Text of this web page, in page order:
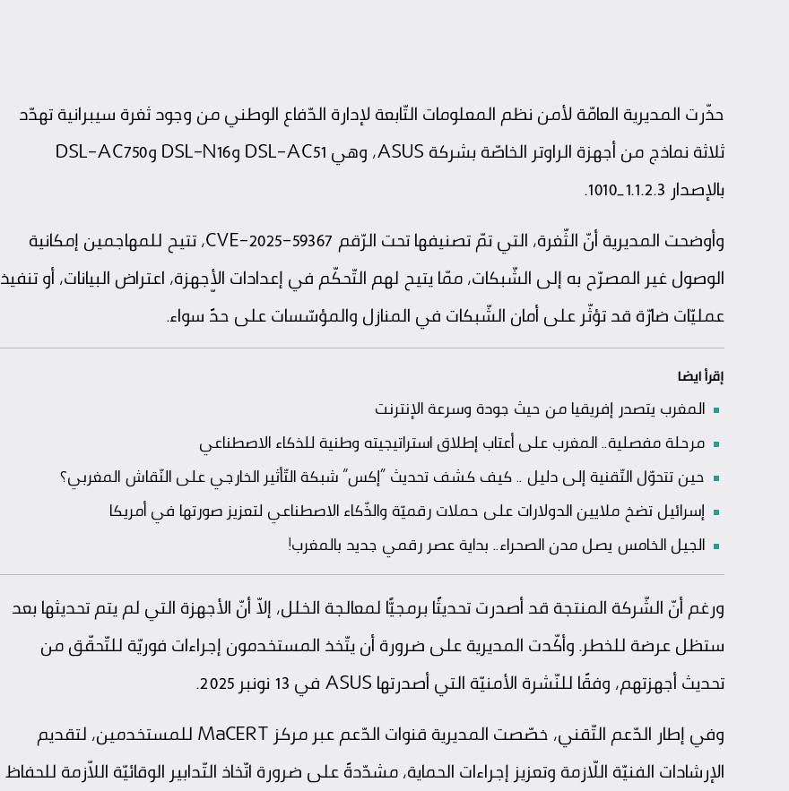
حذّرتالمديرية العامّة لأمن نظم المعلوماتالتّابعة لإدارة الدّفاع الوطني من وجود ثغرة سيبرانية تهدّد
ثلاثة نماذج من أجهزة الراوتر الخاصّة بشركة ASUS، وهي DSL-AC51 وDSL-N16 وDSL-AC750
بالإصدار 1.1.2.3_1010.
وأوضحت المديرية أنّ الثّغرة، التي تمّ تصنيفها تحت الرّقم CVE-2025-59367، تتيح للمهاجمين إمكانية
الوصول غير المصرّح به إلى الشّبكات، ممّا يتيح لهم التّحكّم في إعدادات الأجهزة، اعتراض البيانات، أو تنفيذ
عمليّات ضارّة قد تؤثّر على أمان الشّبكات في المنازل والمؤسّسات على حدٍّ سواء.
إقرأ ايضا
المغرب يتصدر إفريقيا من حيث جودة وسرعة الإنترنت
مرحلة مفصلية.. المغرب على أعتاب إطلاق استراتيجيته وطنية للذكاء الاصطناعي
حين تتحوّل التّقنية إلى دليل .. كيف كشف تحديث “إكس” شبكة التّأثير الخارجي على النّقاش المغربي؟
إسرائيل تضخ ملايين الدولارات على حملات رقميّة والذّكاء الاصطناعي لتعزيز صورتها في أمريكا
الجيل الخامس يصل مدن الصحراء.. بداية عصر رقمي جديد بالمغرب!
ورغم أنّ الشّركة المنتجة قد أصدرت تحديثًا برمجيًّا لمعالجة الخلل، إلاّ أنّ الأجهزة التي لم يتم تحديثها بعد
ستظل عرضة للخطر. وأكّدت المديرية على ضرورة أن يتّخذ المستخدمون إجراءات فوريّة للتّحقّق من
تحديث أجهزتهم، وفقًا للنّشرة الأمنيّة التي أصدرتها ASUS في 13 نونبر 2025.
وفي إطار الدّعم التّقني، خصّصت المديرية قنوات الدّعم عبر مركز MaCERT للمستخدمين، لتقديم
الإرشادات الفنيّة اللّازمة وتعزيز إجراءات الحماية، مشدّدةً على ضرورة اتّخاذ التّدابير الوقائيّة اللاّزمة للحفاظ